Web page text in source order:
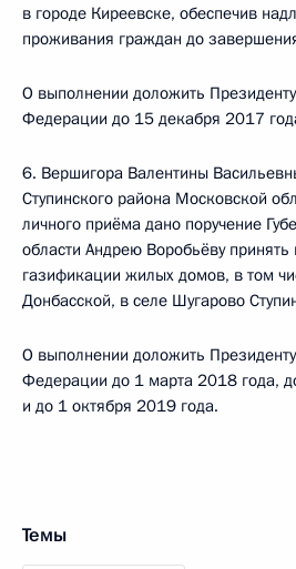
в городе Киреевске, обеспечив
проживания граждан до
О выполнении доложить
Федерации до 15 декабря 2017
6. Вершигора Валентины
Ступинского района Московской
личного приёма дано поручение
области Андрею Воробьёву
газификации жилых домов, в том
Донбасской, в селе Шугарово
О выполнении доложить
Федерации до 1 марта 2018 года,
и до 1 октября 2019 года.
Темы